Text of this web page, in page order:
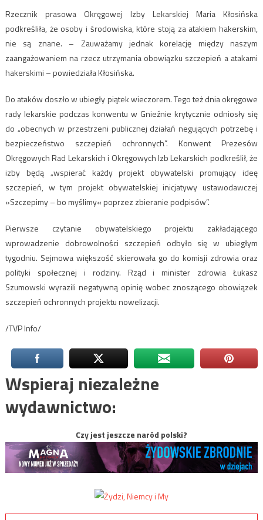
Rzecznik prasowa Okręgowej Izby Lekarskiej Maria Kłosińska
podkreśliła, że osoby i środowiska, które stoją za atakiem hakerskim,
nie są znane. – Zauważamy jednak korelację między naszym
zaangażowaniem na rzecz utrzymania obowiązku szczepień a atakami
hakerskimi – powiedziała Kłosińska.
Do ataków doszło w ubiegły piątek wieczorem. Tego też dnia okręgowe
rady lekarskie podczas konwentu w Gnieźnie krytycznie odniosły się
do „obecnych w przestrzeni publicznej działań negujących potrzebę i
bezpieczeństwo szczepień ochronnych”. Konwent Prezesów
Okręgowych Rad Lekarskich i Okręgowych Izb Lekarskich podkreślił, że
izby będą „wspierać każdy projekt obywatelski promujący ideę
szczepień, w tym projekt obywatelskiej inicjatywy ustawodawczej
»Szczepimy – bo myślimy« poprzez zbieranie podpisów”.
Pierwsze czytanie obywatelskiego projektu zakładającego
wprowadzenie dobrowolności szczepień odbyło się w ubiegłym
tygodniu. Sejmowa większość skierowała go do komisji zdrowia oraz
polityki społecznej i rodziny. Rząd i minister zdrowia Łukasz
Szumowski wyrazili negatywną opinię wobec znoszącego obowiązek
szczepień ochronnych projektu nowelizacji.
/TVP Info/
Wspieraj niezależne
wydawnictwo:
Czy jest jeszcze naród polski?